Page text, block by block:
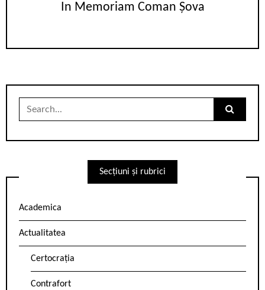
In Memoriam Coman Șova
Search
Secțiuni și rubrici
Academica
Actualitatea
Certocrația
Contrafort